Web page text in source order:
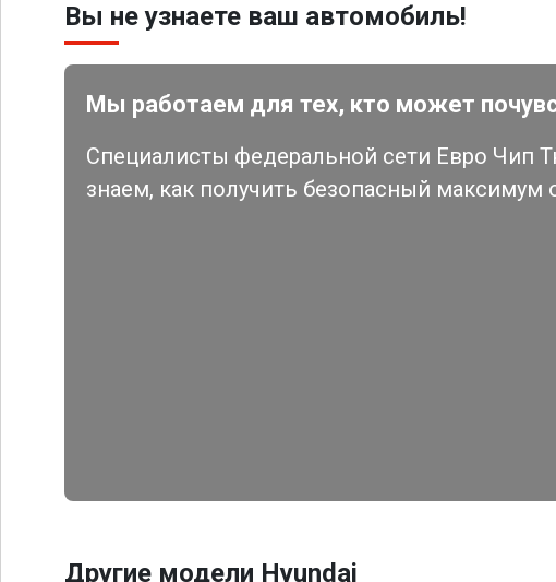
Вы не узнаете ваш автомобиль!
Мы работаем для тех, кто может
Специалисты федеральной сети Евро Чип
знаем, как получить безопасный
Другие модели Hyundai